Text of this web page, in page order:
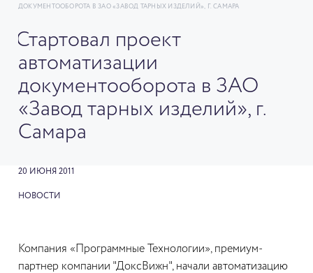
ДОКУМЕНТООБОРОТА В ЗАО «ЗАВОД ТАРНЫХ ИЗДЕЛИЙ», Г. САМАРА
Стартовал проект
автоматизации
документооборота в ЗАО
«Завод тарных изделий», г.
Самара
20 ИЮНЯ 2011
НОВОСТИ
Компания «Программные Технологии», премиум-
партнер компании "ДоксВижн", начали автоматизацию